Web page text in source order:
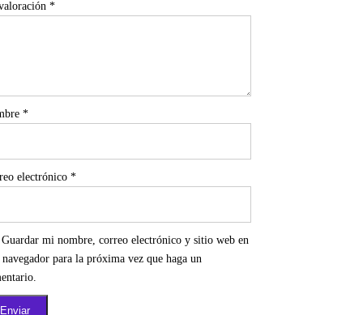
*
*
electrónico *
Guardar mi nombre, correo electrónico y sitio web en
navegador para la próxima vez que haga un